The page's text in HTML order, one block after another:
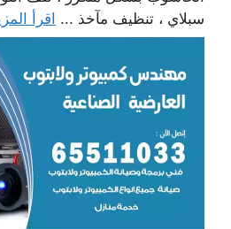
سبلاي ، تنظيف مآخذ ... اقرأ